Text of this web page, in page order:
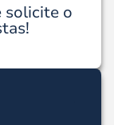
solicite o